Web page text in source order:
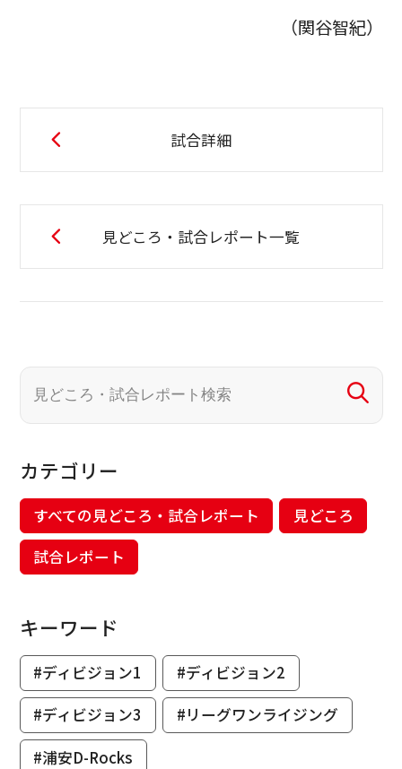
（関谷智紀）
試合詳細
見どころ・試合レポート一覧
カテゴリー
すべての見どころ・試合レポート
見どころ
試合レポート
キーワード
#ディビジョン1
#ディビジョン2
#ディビジョン3
#リーグワンライジング
#浦安D-Rocks